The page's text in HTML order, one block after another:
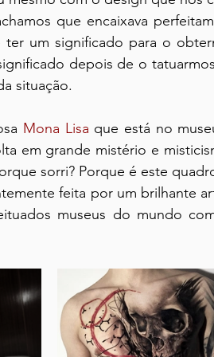
que encaixava
um significado para o
depois de o
situação.
Mona Lisa
em grande mistério e
sorri? Porque é este
feita por um brilhante
museus do mundo